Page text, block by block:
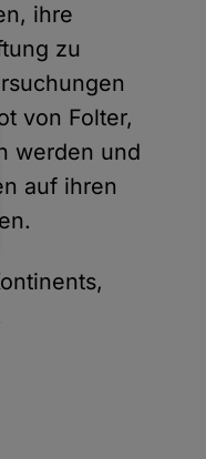
ihre
zu
von Folter,
werden und
auf ihren